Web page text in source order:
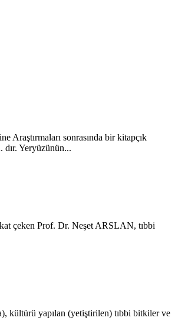
sonrasında bir kitapçık
Yeryüzünün...
çeken Prof. Dr. Neşet ARSLAN, tıbbi
kültürü yapılan (yetiştirilen) tıbbi bitkiler ve